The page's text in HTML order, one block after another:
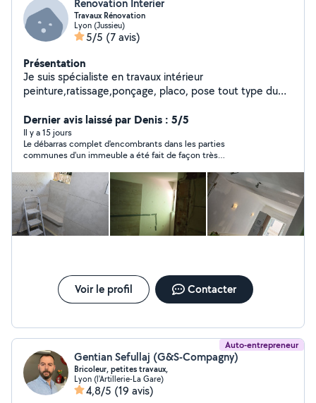
Renovation Interier
Travaux Rénovation
Lyon (Jussieu)
5/5 (7 avis)
Présentation
Je suis spécialiste en travaux intérieur
peinture,ratissage,ponçage, placo, pose tout type du
Dernier avis laissé par Denis : 5/5
Il y a 15 jours
Le débarras complet d'encombrants dans les parties
communes d'un immeuble a été fait de façon très
Voir le profil Contacter
Auto-entrepreneur
Gentian Sefullaj (G&S-Compagny)
Bricoleur, petites travaux,
Lyon (l'Artillerie-La Gare)
4,8/5 (19 avis)